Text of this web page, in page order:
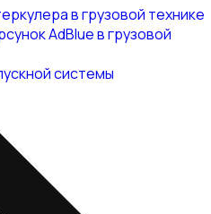
в грузовой технике
AdBlue в грузовой
системы